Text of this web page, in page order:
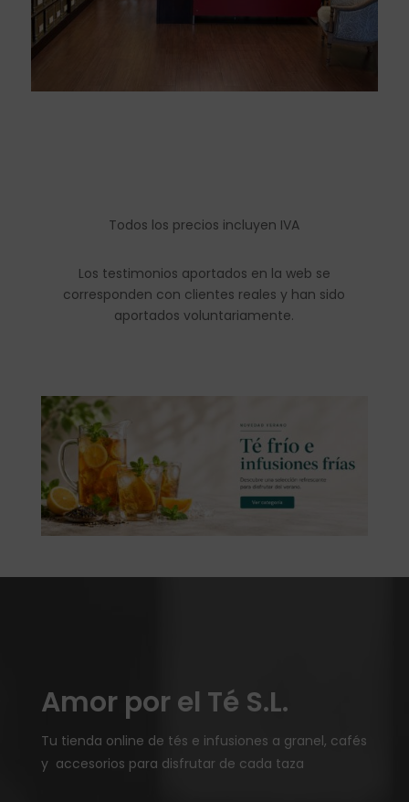
Todos los precios incluyen IVA
Los testimonios aportados en la web se
corresponden con clientes reales y han sido
aportados voluntariamente.
Amor por el Té S.L.
Tu tienda online de tés e infusiones a granel, cafés
y accesorios para disfrutar de cada taza